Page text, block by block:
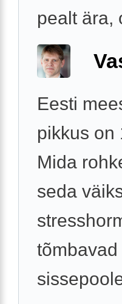
pealt ära,
Eesti
pikkus on
Mida
seda